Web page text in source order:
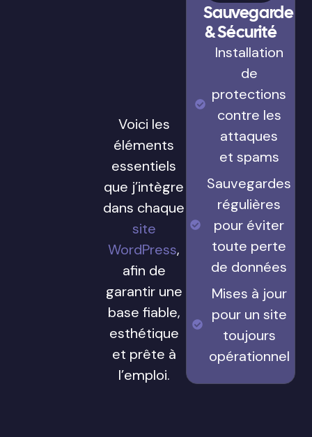
Voici les
éléments
essentiels
que j’intègre
dans chaque
site
WordPress,
afin de
garantir une
base fiable,
esthétique
et prête à
l’emploi.
Sauvegarde
& Sécurité
Installation
de
protections
contre les
attaques
et spams
Sauvegardes
régulières
pour éviter
toute perte
de données
Mises à jour
pour un site
toujours
opérationnel